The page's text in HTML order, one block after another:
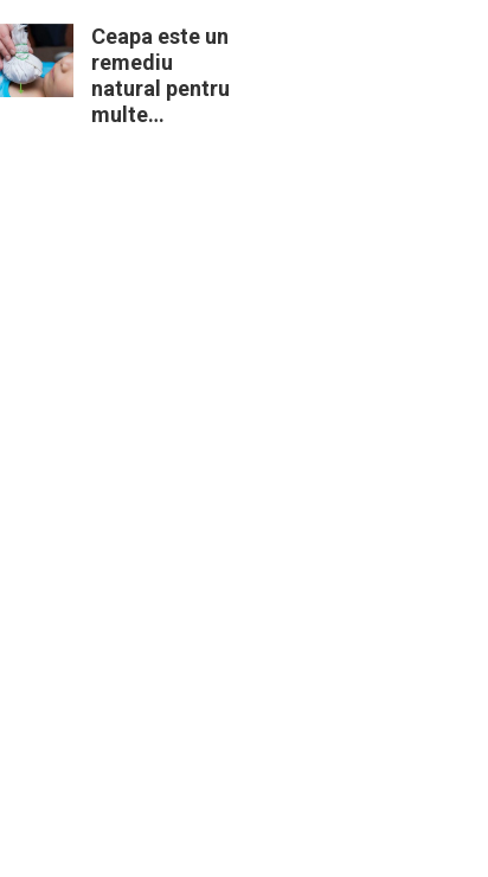
când începem
să mâncăm
câte două
ouă în fiecare
Ceapa este un
remediu
natural pentru
multe